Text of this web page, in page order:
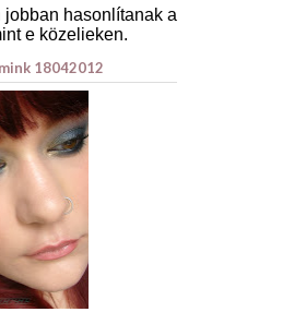
hasonlítanak a
e közelieken.
18042012